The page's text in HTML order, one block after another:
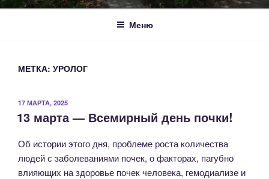
Меню
МЕТКА: УРОЛОГ
ОПУБЛИКОВАНО
17 МАРТА, 2025
13 марта — Всемирный день почки!
Об истории этого дня, проблеме роста количества
людей с заболеваниями почек, о факторах, пагубно
влияющих на здоровье почек человека, гемодиализе и